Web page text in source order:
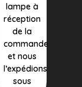
lampe à
réception
de la
commande
et nous
l’expédions
sous